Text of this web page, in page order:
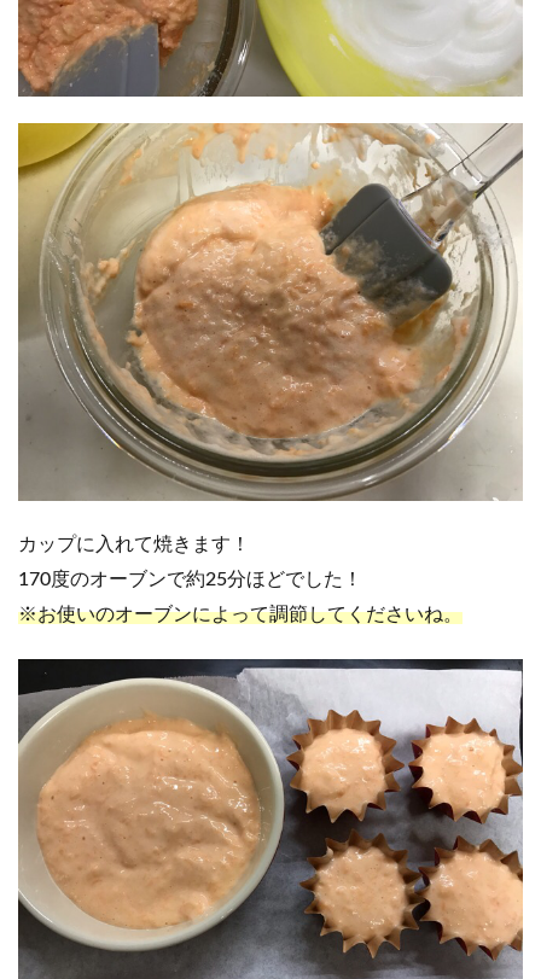
カップに入れて焼きます！
170度のオーブンで約25分ほどでした！
※お使いのオーブンによって調節してくださいね。